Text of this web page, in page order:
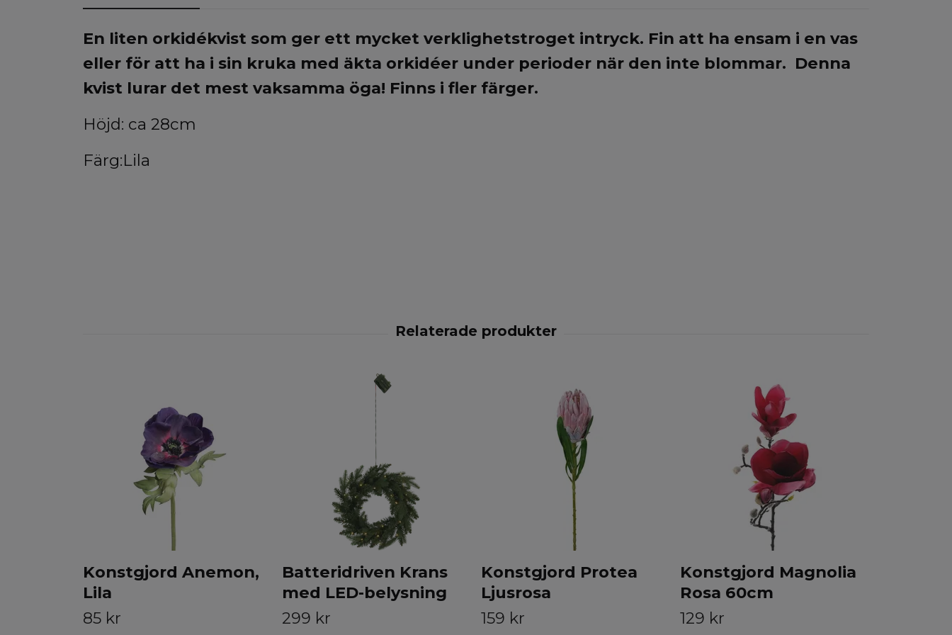
En liten orkidékvist som ger ett mycket verklighetstroget intryck. Fin att ha ensam i en vas
eller för att ha i sin kruka med äkta orkidéer under perioder när den inte blommar. Denna
kvist lurar det mest vaksamma öga! Finns i fler färger.
Höjd: ca 28cm
Färg:Lila
Konstgjord Anemon,
Lila
85 kr
Batteridriven Krans
med LED-belysning
299 kr
Konstgjord Protea
Ljusrosa
159 kr
Konstgjord Magnolia
Rosa 60cm
129 kr